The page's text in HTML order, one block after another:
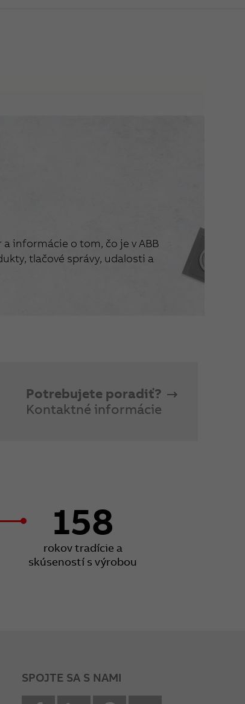
informácie o tom, čo je v ABB
tlačové správy, udalosti a
Potrebujete poradiť?
Kontaktné informácie
158
rokov tradície a
skúseností s výrobou
SPOJTE SA S NAMI